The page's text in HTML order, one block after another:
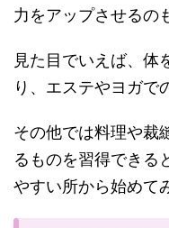
力をアップさせるの
見た目でいえば、体
り、エステやヨガで
その他では料理や裁
るものを習得できる
やすい所から始めて